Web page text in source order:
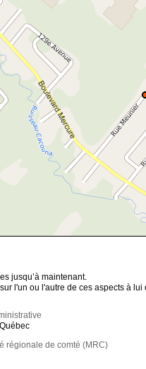
jusqu’à maintenant.
l'un ou l'autre de ces aspects à lui
régionale de comté (MRC)